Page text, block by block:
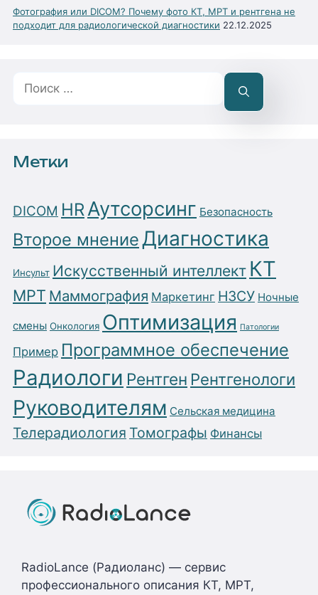
Фотография или DICOM? Почему фото КТ, МРТ и рентгена не
подходит для радиологической диагностики 22.12.2025
Метки
DICOM HRАутсорсинг Безопасность
Второе мнениеДиагностика
Инсульт Искусственный интеллект КТ
МРТ Маммография Маркетинг НЗСУ Ночные
смены Онкология Оптимизация Патологии
Пример Программное обеспечение
Радиологи Рентген Рентгенологи
Руководителям Сельская медицина
Телерадиология Томографы Финансы
RadioLance (Радиоланс) — сервис
профессионального описания КТ, МРТ,